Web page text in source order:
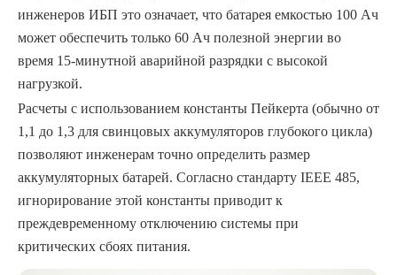
инженеров ИБП это означает, что батарея емкостью 100 Ач
может обеспечить только 60 Ач полезной энергии во
время 15-минутной аварийной разрядки с высокой
нагрузкой.
Расчеты с использованием константы Пейкерта (обычно от
1,1 до 1,3 для свинцовых аккумуляторов глубокого цикла)
позволяют инженерам точно определить размер
аккумуляторных батарей. Согласно стандарту IEEE 485,
игнорирование этой константы приводит к
преждевременному отключению системы при
критических сбоях питания.